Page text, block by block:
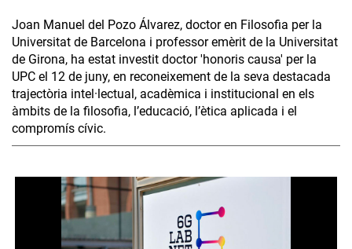
Joan Manuel del Pozo Álvarez, doctor en Filosofia per la
Universitat de Barcelona i professor emèrit de la Universitat
de Girona, ha estat investit doctor 'honoris causa' per la
UPC el 12 de juny, en reconeixement de la seva destacada
trajectòria intel·lectual, acadèmica i institucional en els
àmbits de la filosofia, l’educació, l’ètica aplicada i el
compromís cívic.